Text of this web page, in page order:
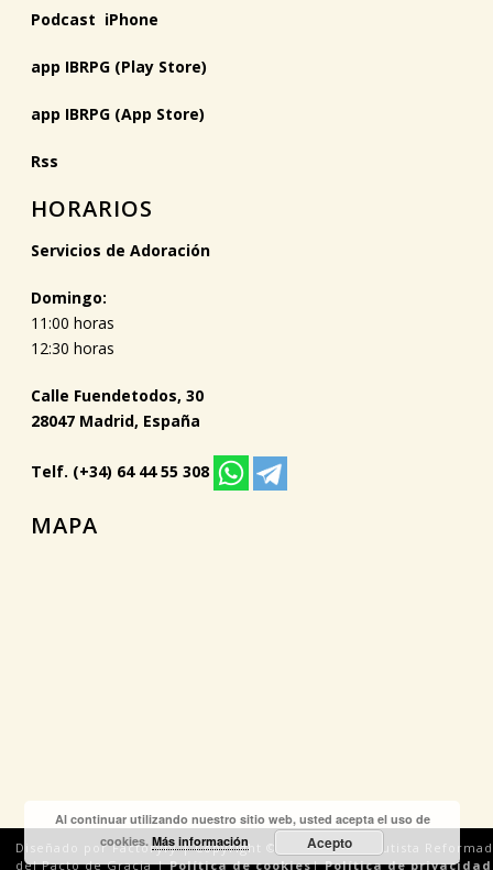
Podcast iPhone
app IBRPG (Play Store)
app IBRPG (App Store)
Rss
HORARIOS
Servicios de Adoración
Domingo:
11:00 horas
12:30 horas
Calle Fuendetodos, 30
28047 Madrid, España
Telf. (+34) 64 44 55 308
MAPA
Diseñado por Factoryfy | Copyright © 2018 Iglesia Bautista
del Pacto de Gracia |Política de cookies|Política de privacidad
Al continuar utilizando nuestro sitio web, usted acepta el uso de
cookies.Más información Acepto